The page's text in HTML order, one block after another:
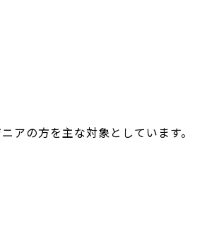
の方を主な対象としています。